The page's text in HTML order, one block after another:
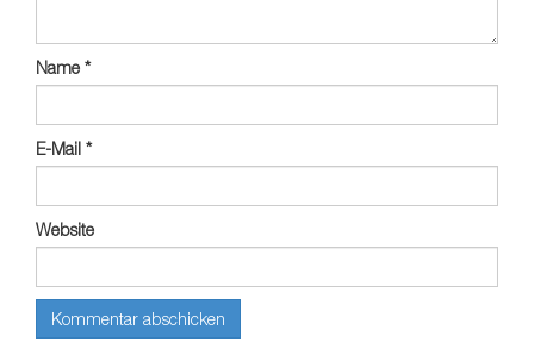
Name *
E-Mail *
Website